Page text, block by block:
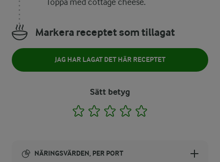
Toppa med cottage cheese.
Markera receptet som tillagat
JAG HAR LAGAT DET HÄR RECEPTET
Sätt betyg
1 2 3 4
NÄRINGSVÄRDEN, PER PORT